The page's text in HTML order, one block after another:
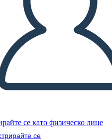
се като физическо лице
се
Storyboard
СЦЕНАРИЙ
СЛАЙДШОУ